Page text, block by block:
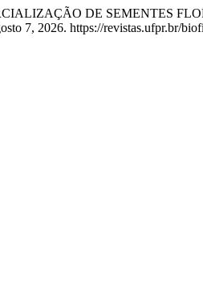
DE SEMENTES
7, 2026. https://revistas.ufpr.br/